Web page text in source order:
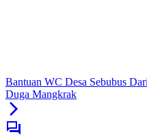
Bantuan WC Desa Sebubus
Duga Mangkrak